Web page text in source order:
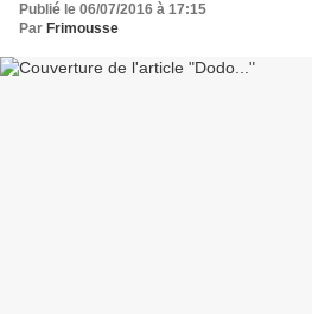
Publié le 06/07/2016 à 17:15
Par Frimousse